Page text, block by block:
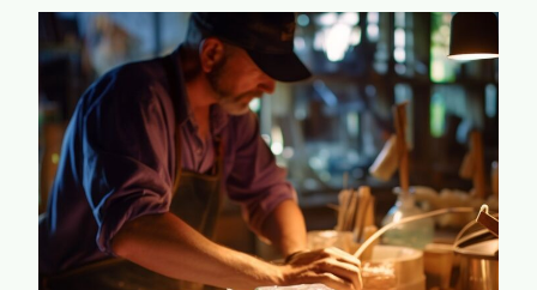
D
E
D
E
P
A
D
E
L
-